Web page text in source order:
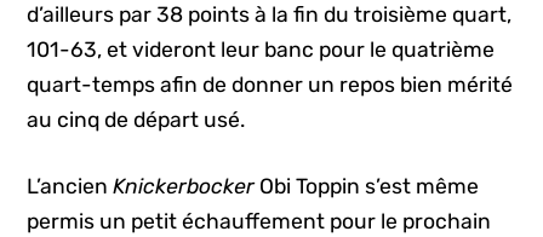
d’ailleurs par 38 points à la fin du troisième quart,
101-63, et videront leur banc pour le quatrième
quart-temps afin de donner un repos bien mérité
au cinq de départ usé.
L’ancienKnickerbockerObi Toppin s’est même
permis un petit échauffement pour le prochain